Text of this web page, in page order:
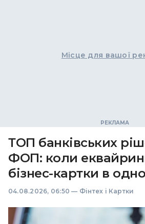
Місце для вашої
ТОП банківських
ФОП: коли
бізнес-картки в
04.08.2026, 06:50 — Фінтех і Картки